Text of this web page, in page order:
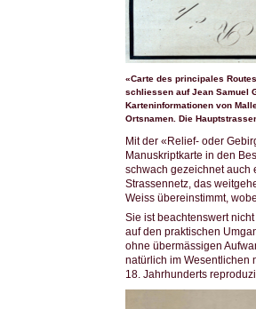
«Carte des principales
schliessen auf Jean Samuel
Karteninformationen von
Ortsnamen. Die
Mit der «Relief- oder
Manuskriptkarte in den
schwach gezeichnet auch
Strassennetz, das
Weiss übereinstimmt,
Sie ist beachtenswert
auf den praktischen
ohne übermässigen
natürlich im Wesentlichen
18. Jahrhunderts